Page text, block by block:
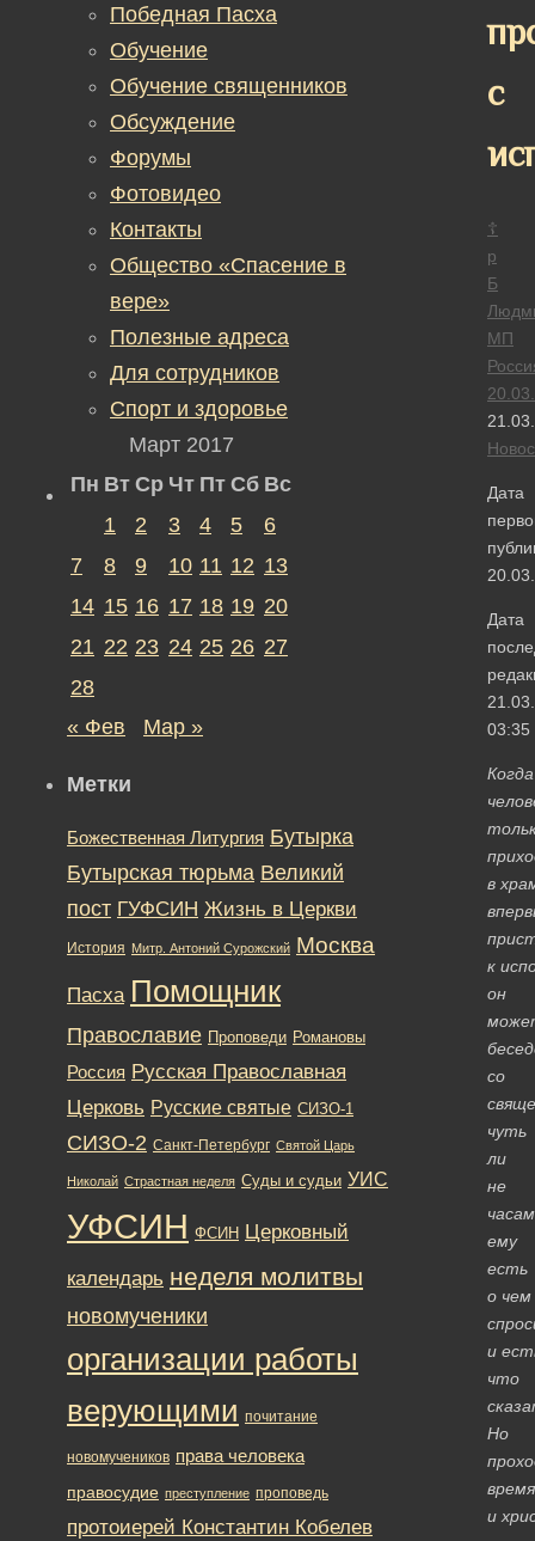
с
☦
р
Б
МП
Дата
Дата
03:35
Когда
в
к
он
со
чуть
ли
не
ему
есть
о чем
и
что
Но
и
Победная Пасха
Обучение
Обучение священников
Обсуждение
Форумы
Фотовидео
Контакты
Общество «Спасение в
вере»
Полезные адреса
Для сотрудников
Спорт и здоровье
Март 2017
Пн Вт Ср Чт Пт Сб Вс
1
2 3 4 5
6
7
8 9 10 11 12 13
14 15 16 17 18 19 20
21 22 23 24 25 26 27
28
« Фев
Мар »
Метки
Божественная Литургия Бутырка
Бутырская тюрьма Великий
пост ГУФСИН Жизнь в Церкви
История Митр. Антоний Сурожский Москва
Пасха Помощник
Православие Проповеди Романовы
Россия Русская Православная
Церковь Русские святые СИЗО-1
СИЗО-2 Санкт-Петербург Святой Царь
Николай Страстная неделя Суды и судьи УИС
УФСИН ФСИН Церковный
календарь неделя молитвы
новомученики
организации работы
верующими почитание
новомучеников права человека
правосудие преступление проповедь
протоиерей Константин Кобелев